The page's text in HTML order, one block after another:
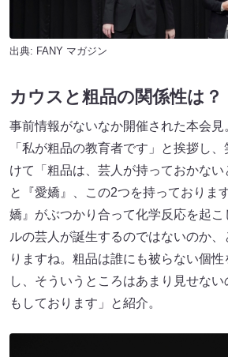
出典: FANY マガジン
カウスと粗品の関係性は？
事前情報がないなか開催された本会
「私が粗品の教育者です」と挨拶し
けて「粗品は、芸人が持っておかない
と『愛嬌』、この2つを持っておりま
嬌』がぶつかり合って化学反応を起こ
ルの芸人が誕生するのではないのか
りますね。粗品は誰にも被らない個
し、そういうところはあまり見せな
もしております」と紹介。